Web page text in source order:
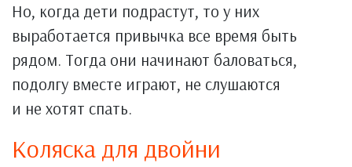
Но, когда дети подрастут, то у них
выработается привычка все время быть
рядом. Тогда они начинают баловаться,
подолгу вместе играют, не слушаются
и не хотят спать.
Коляска для двойни